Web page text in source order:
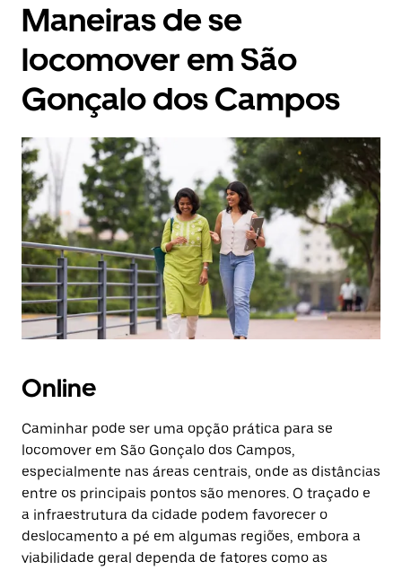
Maneiras de se
locomover em São
Gonçalo dos Campos
Online
Caminhar pode ser uma opção prática para se
locomover em São Gonçalo dos Campos,
especialmente nas áreas centrais, onde as distâncias
entre os principais pontos são menores. O traçado e
a infraestrutura da cidade podem favorecer o
deslocamento a pé em algumas regiões, embora a
viabilidade geral dependa de fatores como as